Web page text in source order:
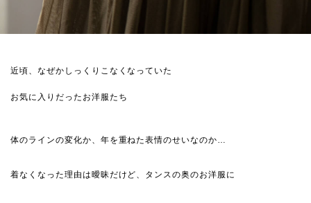
近頃、なぜかしっくりこなくなっていた
お気に入りだったお洋服たち
体のラインの変化か、年を重ねた表情のせいなのか…
着なくなった理由は曖昧だけど、タンスの奥のお洋服に